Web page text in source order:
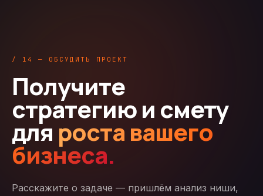
/ 14 — ОБСУДИТЬ ПРОЕКТ
Получите
стратегию и смету
для роста вашего
бизнеса.
Расскажите о задаче — пришлём анализ ниши,